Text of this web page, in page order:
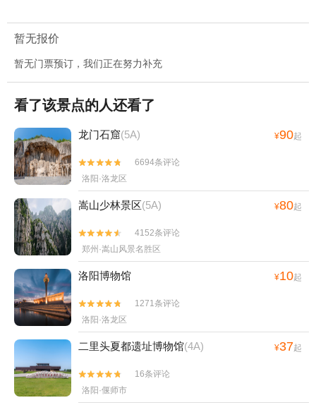
暂无报价
暂无门票预订，我们正在努力补充
看了该景点的人还看了
龙门石窟(5A) ¥90起


6694条评论
洛阳·洛龙区
嵩山少林景区(5A) ¥80起


4152条评论
郑州·嵩山风景名胜区
洛阳博物馆 ¥10起


1271条评论
洛阳·洛龙区
二里头夏都遗址博物馆(4A) ¥37起


16条评论
洛阳·偃师市